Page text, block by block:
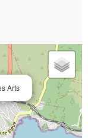
Arts